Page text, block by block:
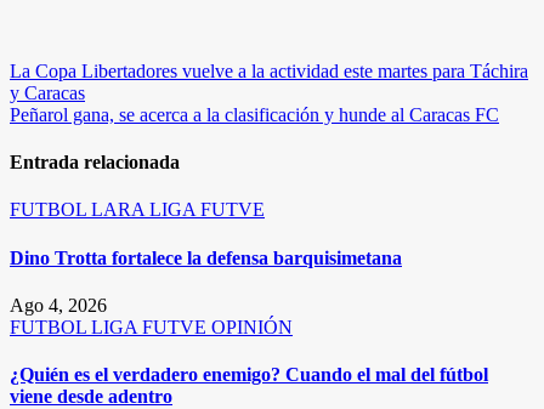
Navegación
de
La Copa Libertadores vuelve a la actividad este martes para Táchira
y Caracas
Peñarol gana, se acerca a la clasificación y hunde al Caracas FC
Entrada relacionada
FUTBOL LARALIGA FUTVE
Dino Trotta fortalece la defensa barquisimetana
Ago 4, 2026
FUTBOL LIGA FUTVE OPINIÓN
¿Quién es el verdadero enemigo? Cuando el mal del fútbol
viene desde adentro